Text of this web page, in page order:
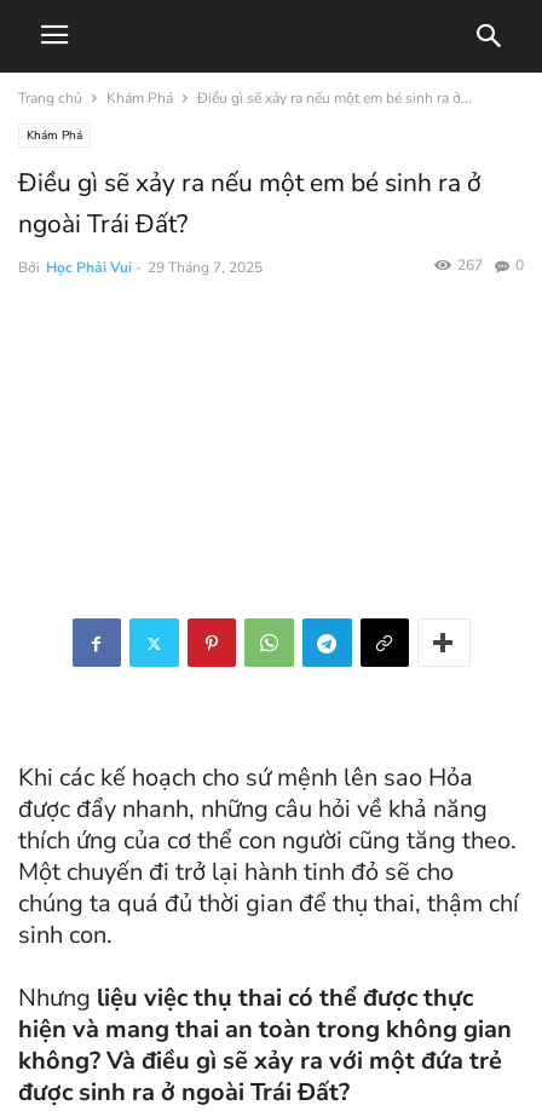
Trang chủ Khám Phá Điều gì sẽ xảy ra nếu một em bé sinh ra ở...
Khám Phá
Điều gì sẽ xảy ra nếu một em bé sinh ra ở
ngoài Trái Đất?
Bởi Học Phải Vui - 29 Tháng 7, 2025 0
267
Khi các kế hoạch cho sứ mệnh lên sao Hỏa
được đẩy nhanh, những câu hỏi về khả năng
thích ứng của cơ thể con người cũng tăng theo.
Một chuyến đi trở lại hành tinh đỏ sẽ cho
chúng ta quá đủ thời gian để thụ thai, thậm chí
sinh con.
Nhưng liệu việc thụ thai có thể được thực
hiện và mang thai an toàn trong không gian
không? Và điều gì sẽ xảy ra với một đứa trẻ
được sinh ra ở ngoài Trái Đất?